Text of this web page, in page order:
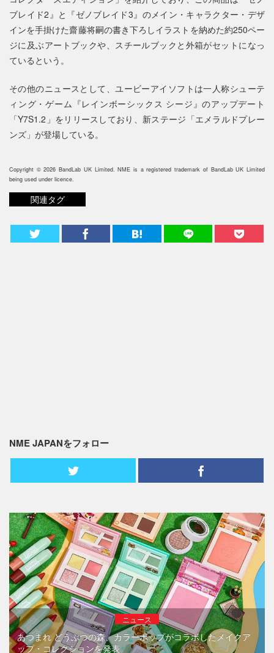
ブレイド2』と『ゼノブレイド3』のメイン・キャラクター・デザ
インを手掛けた齋藤将嗣の書き下ろしイラストを納めた約250ペー
ジに及ぶアートブックや、スチールブックと外箱がセットになっ
ているという。
その他のニュースとして、ユービーアイソフトは一人称シューテ
ィング・ゲーム『レインボーシックス シージ』のアップデート
「Y7S1.2」をリリースしており、新ステージ「エメラルドプレー
ンズ」が登場している。
Copyright © 2026 BandLab UK Limited. NME is a registered trademark of BandLab UK Limited
being used under licence.
関連タグ
NME JAPANをフォロー
ニュース
あつまれ どうぶつの森、カラーポップがコラボしたメイクア
ップ・コレクションを発表